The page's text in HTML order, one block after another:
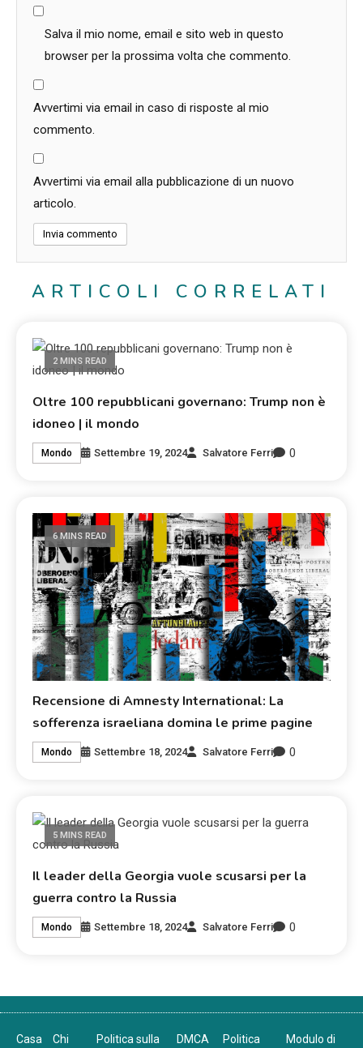
Salva il mio nome, email e sito web in questo
browser per la prossima volta che commento.
Avvertimi via email in caso di risposte al mio
commento.
Avvertimi via email alla pubblicazione di un nuovo
articolo.
ARTICOLI CORRELATI
2 MINS READ
Oltre 100 repubblicani governano: Trump non è
idoneo | il mondo
Mondo Settembre 19, 2024 Salvatore Ferri 0
6 MINS READ
Recensione di Amnesty International: La
sofferenza israeliana domina le prime pagine
Mondo Settembre 18, 2024 Salvatore Ferri 0
5 MINS READ
Il leader della Georgia vuole scusarsi per la
guerra contro la Russia
Mondo Settembre 18, 2024 Salvatore Ferri 0
Casa Chi Politica sulla DMCA Politica Modulo di